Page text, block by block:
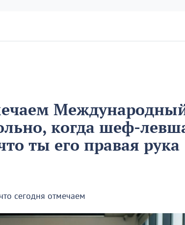
когда шеф-
ты его правая рука
сегодня отмечаем